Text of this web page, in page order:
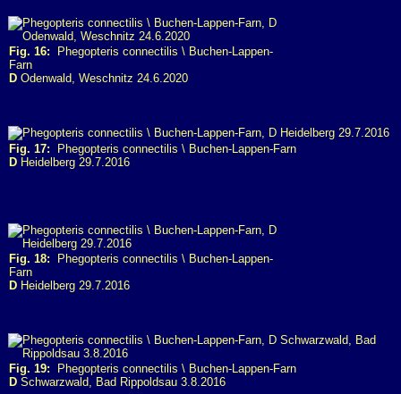
Fig. 16: Phegopteris connectilis \ Buchen-Lappen-
Farn
D Odenwald, Weschnitz 24.6.2020
Fig. 17: Phegopteris connectilis \ Buchen-Lappen-Farn
D Heidelberg 29.7.2016
Fig. 18: Phegopteris connectilis \ Buchen-Lappen-
Farn
D Heidelberg 29.7.2016
Fig. 19: Phegopteris connectilis \ Buchen-Lappen-Farn
D Schwarzwald, Bad Rippoldsau 3.8.2016